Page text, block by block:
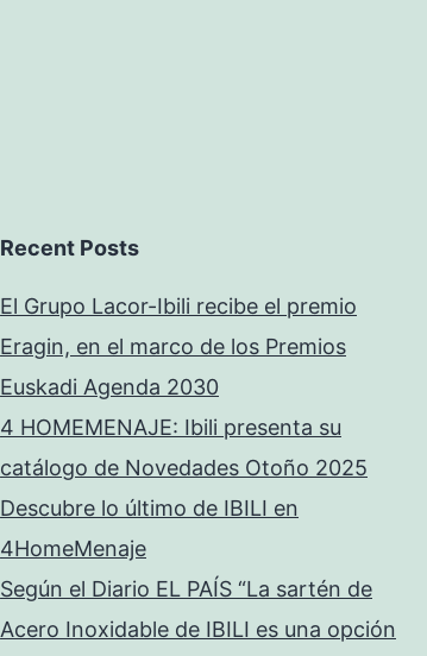
Recent Posts
El Grupo Lacor-Ibili recibe el premio
Eragin, en el marco de los Premios
Euskadi Agenda 2030
4 HOMEMENAJE: Ibili presenta su
catálogo de Novedades Otoño 2025
Descubre lo último de IBILI en
4HomeMenaje
Según el Diario EL PAÍS “La sartén de
Acero Inoxidable de IBILI es una opción